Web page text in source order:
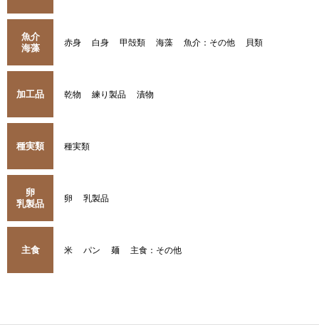
魚介
海藻
赤身 白身 甲殻類 海藻 魚介：その他 貝類
加工品 乾物 練り製品 漬物
種実類 種実類
卵
乳製品
卵 乳製品
主食 米 パン 麺 主食：その他